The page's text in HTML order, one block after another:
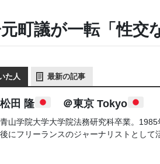
町議が一転「性交
た人 最新の記事
松田 隆 ＠東京 Tokyo
青山学院大学大学院法務研究科卒業。
後にフリーランスのジャーナリストとして